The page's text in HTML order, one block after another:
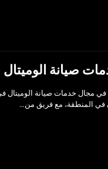
صيانة الوميتال
مجال خدمات صيانة الوميتال
في المنطقة، مع فريق من…